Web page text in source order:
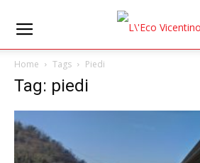
Home Tags Piedi
Tag: piedi